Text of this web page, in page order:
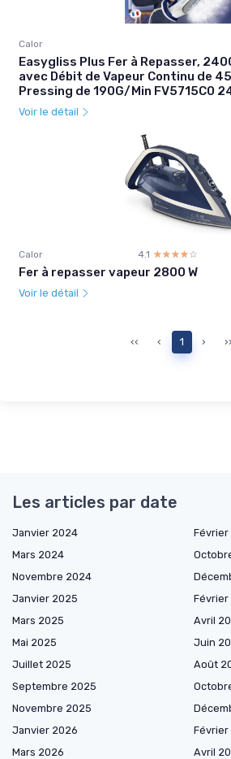
Calor
Easygliss Plus Fer à Repasser,
avec Débit de Vapeur Continu de
Pressing de 190G/Min FV5715C0
Voir le détail
Calor 4.1 ☆☆☆☆☆
★★★★★
Fer à repasser vapeur 2800 W
Voir le détail
‹‹ ‹ 1 › ››
Les articles par date
Janvier 2024
Mars 2024
Novembre 2024
Janvier 2025
Février
Mars 2025
Avril
Mai 2025
Juin
Juillet 2025
Août
Septembre 2025
Novembre 2025
Janvier 2026
Février
Mars 2026
Avril